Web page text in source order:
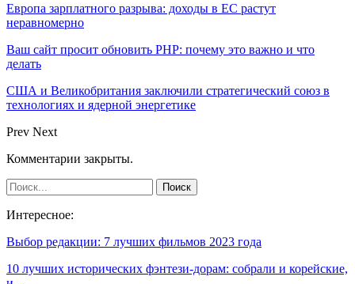
Европа зарплатного разрыва: доходы в ЕС растут
неравномерно
Ваш сайт просит обновить PHP: почему это важно и что
делать
США и Великобритания заключили стратегический союз в
технологиях и ядерной энергетике
Prev Next
Комментарии закрыты.
Интересное:
Выбор редакции: 7 лучших фильмов 2023 года
10 лучших исторических фэнтези-дорам: собрали и корейские,